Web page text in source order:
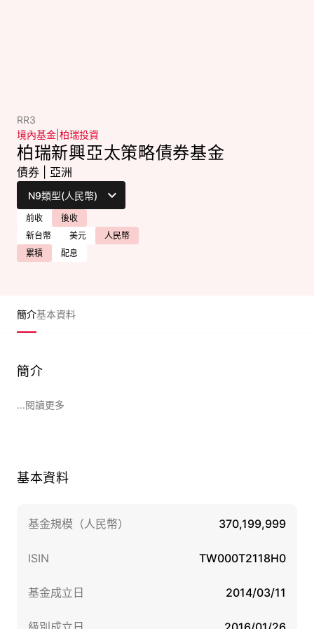
RR3
境內基金 柏瑞投資
柏瑞新興亞太策略債券基金
債券 亞洲
前收
後收
新台幣
美元
人民幣
累積
配息
簡介基本資料
簡介
...閱讀更多
基本資料
基金規模（人民幣） 370,199,999
ISIN TW000T2118H0
基金成立日 2014/03/11